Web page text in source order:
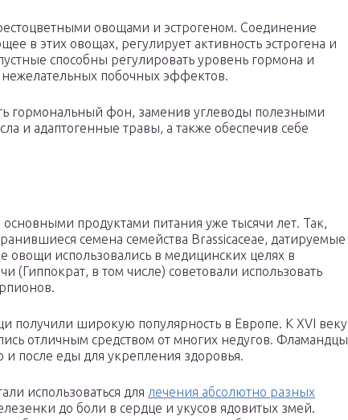
овощами и эстрогеном. Соединение
в этих овощах, регулирует активность эстрогена и
способны регулировать уровень гормона и
побочных эффектов.
гормональный фон, заменив углеводы полезными
и адаптогенные травы, а также обеспечив себе
продуктами питания уже тысячи лет. Так,
семена семейства Brassicaceae, датируемые
овощи использовались в медицинских целях в
(Гиппократ, в том числе) советовали использовать
получили широкую популярность в Европе. К XVI веку
отличным средством от многих недугов. Фламандцы
и после еды для укрепления здоровья.
использоваться для лечения абсолютно разных
до боли в сердце и укусов ядовитых змей.